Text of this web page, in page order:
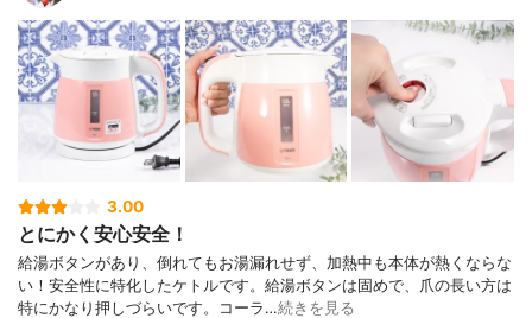
3.00
とにかく安心安全！
給湯ボタンがあり、倒れてもお湯漏れせず、加熱中も本体が熱くならな
い！安全性に特化したケトルです。給湯ボタンは固めで、爪の長い方は
特にかなり押しづらいです。コーラ…続きを見る